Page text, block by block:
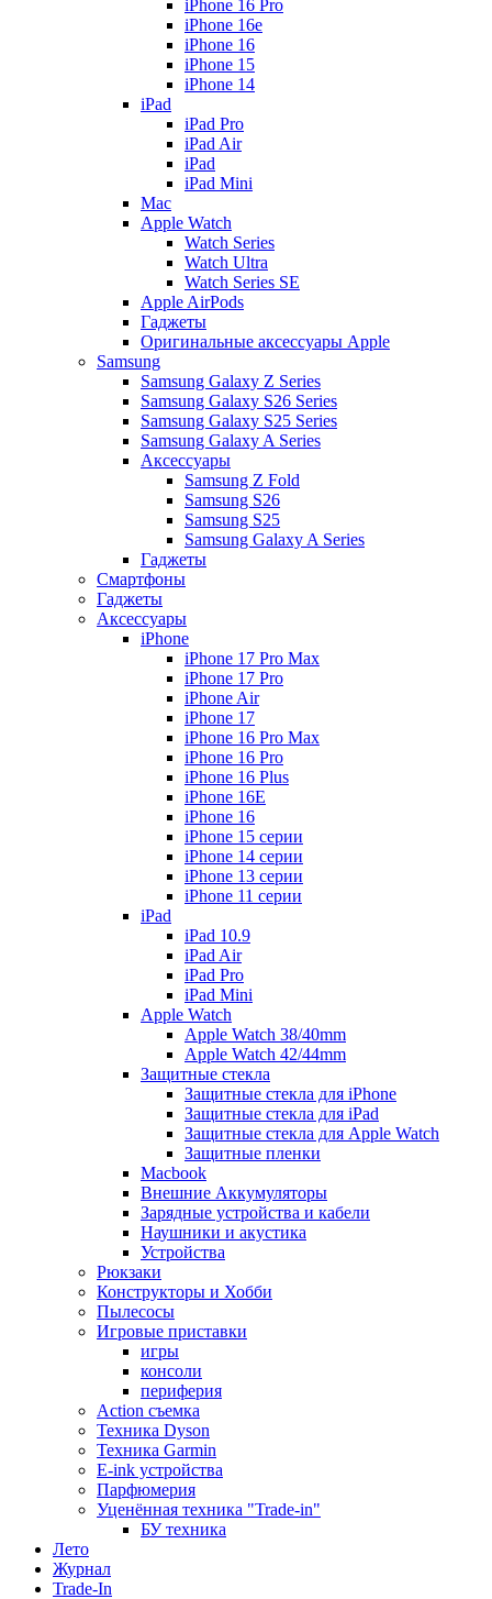
iPhone 16 Pro
iPhone 16e
iPhone 16
iPhone 15
iPhone 14
iPad
iPad Pro
iPad Air
iPad
iPad Mini
Mac
Apple Watch
Watch Series
Watch Ultra
Watch Series SE
Apple AirPods
Гаджеты
Оригинальные аксессуары Apple
Samsung
Samsung Galaxy Z Series
Samsung Galaxy S26 Series
Samsung Galaxy S25 Series
Samsung Galaxy A Series
Аксессуары
Samsung Z Fold
Samsung S26
Samsung S25
Samsung Galaxy A Series
Гаджеты
Смартфоны
Гаджеты
Аксессуары
iPhone
iPhone 17 Pro Max
iPhone 17 Pro
iPhone Air
iPhone 17
iPhone 16 Pro Max
iPhone 16 Pro
iPhone 16 Plus
iPhone 16E
iPhone 16
iPhone 15 серии
iPhone 14 серии
iPhone 13 серии
iPhone 11 серии
iPad
iPad 10.9
iPad Air
iPad Pro
iPad Mini
Apple Watch
Apple Watch 38/40mm
Apple Watch 42/44mm
Защитные стекла
Защитные стекла для iPhone
Защитные стекла для iPad
Защитные стекла для Apple Watch
Защитные пленки
Macbook
Внешние Аккумуляторы
Зарядные устройства и кабели
Наушники и акустика
Устройства
Рюкзаки
Конструкторы и Хобби
Пылесосы
Игровые приставки
игры
консоли
периферия
Action съемка
Техника Dyson
Техника Garmin
E-ink устройства
Парфюмерия
Уценённая техника "Trade-in"
БУ техника
Лето
Журнал
Trade-In